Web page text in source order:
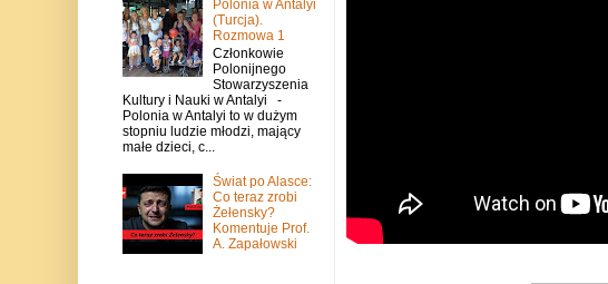
Polonia w Antalyi
(Turcja).
Rozmowa 1
Członkowie
Polonijnego
Stowarzyszenia
Kultury i Nauki w Antalyi -
Polonia w Antalyi to w dużym
stopniu ludzie młodzi, mający
małe dzieci, c...
Świat po Alasce:
Co teraz zrobi
Żełensky?
Komentuje Prof.
A. Zapałowski